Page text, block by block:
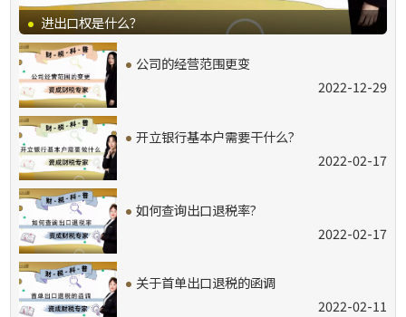
·进出口权是什么？
·公司的经营范围更变
2022-12-29
·开立银行基本户需要干什么?
2022-02-17
·如何查询出口退税率?
2022-02-17
·关于首单出口退税的函调
2022-02-11